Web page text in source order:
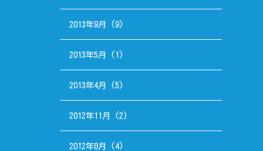
2013年9月 (9)
2013年5月 (1)
2013年4月 (5)
2012年11月 (2)
2012年8月 (4)